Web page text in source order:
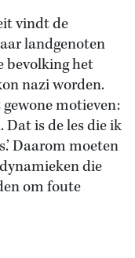
vindt de
landgenoten
bevolking het
nazi worden.
motieven:
Dat is de les die ik
Daarom moeten
die
om foute